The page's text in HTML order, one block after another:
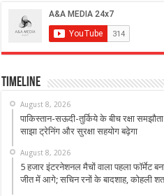
Timeline
August 8, 2026
पाकिस्तान-सऊदी-तुर्किये के बीच रक्षा
साझा ट्रेनिंग और सुरक्षा सहयोग बढ़ेगा
August 8, 2026
5 हजार इंटरनेशनल मैचों वाला पहला फॉर्मेट
जीत में आगे; सचिन रनों के बादशाह, कोहली